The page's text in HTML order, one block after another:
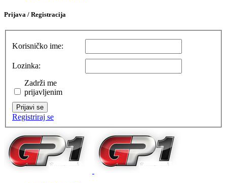
Prijava / Registracija
Korisničko ime:
Lozinka:
Zadrži me
prijavljenim
Prijavi se
Registriraj se